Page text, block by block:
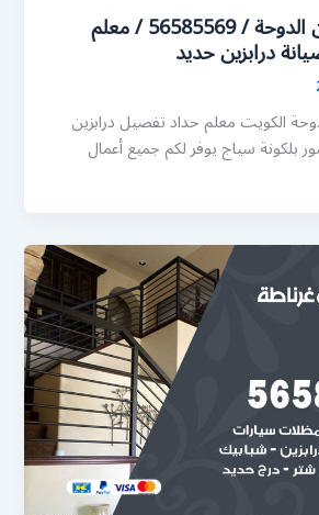
رقم حداد درابزين الدوحة / 56585569 / معلم
درابزين حديد
الكويت معلم حداد تفصيل درابزين
بلكونة سياج يوفر لكم جميع أعمال